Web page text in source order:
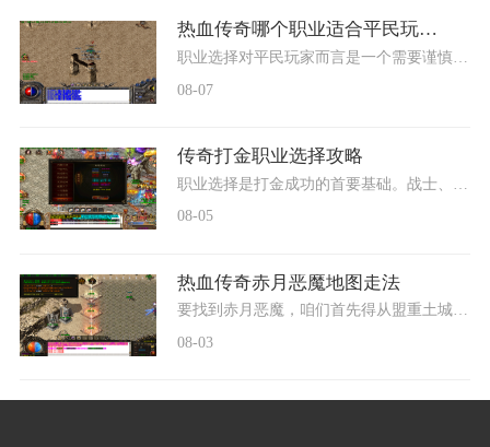
热血传奇哪个职业适合平民玩家玩
08-07
传奇打金职业选择攻略
08-05
热血传奇赤月恶魔地图走法
要找到赤月恶魔，咱们首先得从盟重土城出发前往白日门。抵达白日门后，小伙伴们需要仔细找到丛林迷宫的入口，通常这个入口就在白日门城外右上方的位置。进入丛林迷宫后，咱们
08-03